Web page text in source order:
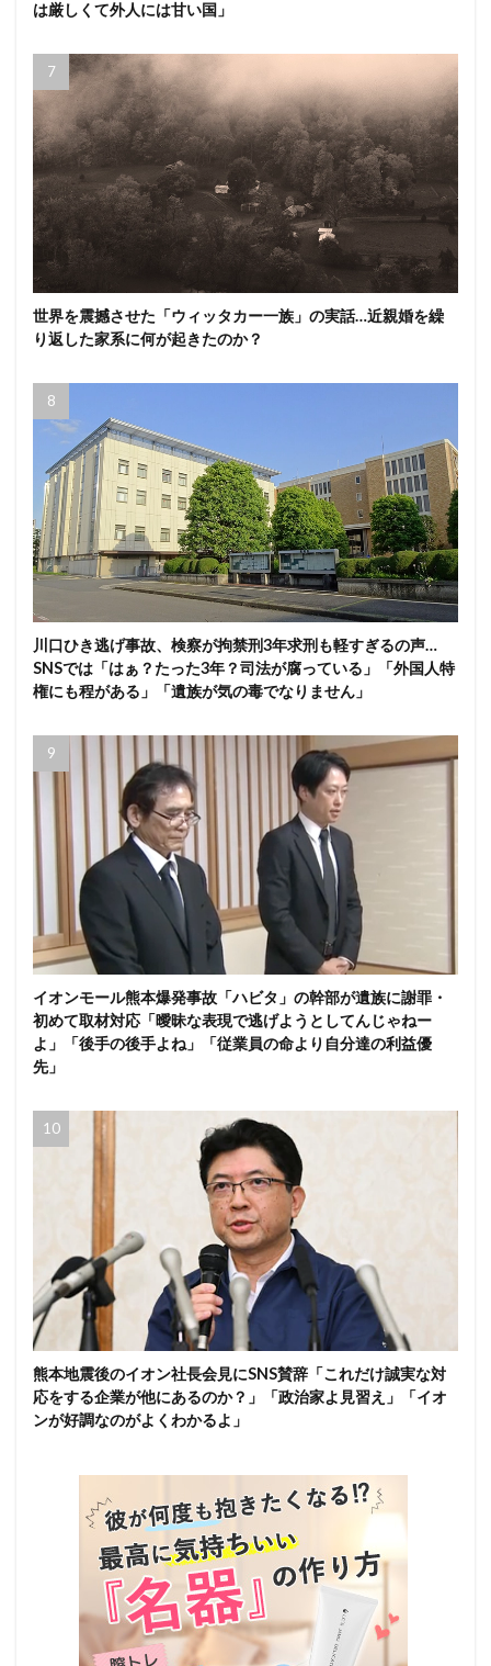
は厳しくて外人には甘い国」
世界を震撼させた「ウィッタカー一族」の実話…近親婚を繰
り返した家系に何が起きたのか？
川口ひき逃げ事故、検察が拘禁刑3年求刑も軽すぎるの声…
SNSでは「はぁ？たった3年？司法が腐っている」「外国人特
権にも程がある」「遺族が気の毒でなりません」
イオンモール熊本爆発事故「ハビタ」の幹部が遺族に謝罪・
初めて取材対応「曖昧な表現で逃げようとしてんじゃねー
よ」「後手の後手よね」「従業員の命より自分達の利益優
先」
熊本地震後のイオン社長会見にSNS賛辞「これだけ誠実な対
応をする企業が他にあるのか？」「政治家よ見習え」「イオ
ンが好調なのがよくわかるよ」